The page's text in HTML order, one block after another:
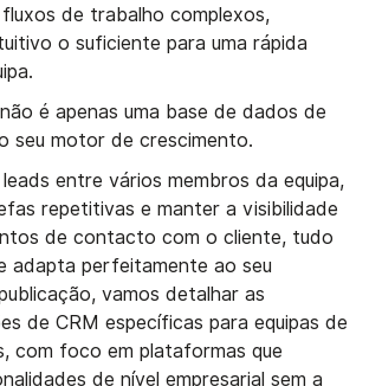
de trabalho complexos,
o suficiente para uma rápida
é apenas uma base de dados de
motor de crescimento.
entre vários membros da equipa,
repetitivas e manter a visibilidade
de contacto com o cliente, tudo
adapta perfeitamente ao seu
vamos detalhar as
de CRM específicas para equipas de
com foco em plataformas que
de nível empresarial sem a